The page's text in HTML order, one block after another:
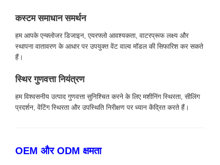
कस्टम समाधान समर्थन
हम आपके एन्क्लोजर डिजाइन, एयरफ्लो आवश्यकता, वाटरप्रूफ लक्ष्य और
स्थापना वातावरण के आधार पर उपयुक्त वेंट वाल्व मॉडल की सिफारिश कर सकते
हैं।
स्थिर गुणवत्ता नियंत्रण
हम विश्वसनीय उत्पाद गुणवत्ता सुनिश्चित करने के लिए मशीनिंग स्थिरता, सीलिंग
प्रदर्शन, वेंटिंग स्थिरता और उपस्थिति निरीक्षण पर ध्यान केंद्रित करते हैं।
OEM और ODM क्षमता